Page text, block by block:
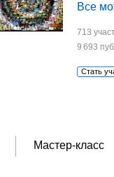
Все
713
9 693
Стать
Мастер-класс